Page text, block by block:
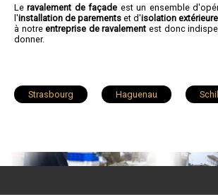
Leravalement de façade est un ensemble
l'installation de parements et d'isolation extérieure
à notreentreprise de ravalement est donc
donner.
Strasbourg Haguenau
La Wantzenau Mutzig